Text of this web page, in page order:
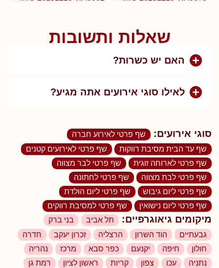
שאלות ותשובות
האם יש כשרות?
לאילו סוגי אירועים אתה מגיע?
סוגי אירועים:
שף פרטי לאירוע חברה
שף עד הבית מסיבת רווקות
שף פרטי לאירועים קטנים
שף פרטי לארוחה זוגית
שף פרטי לבר מצווה
שף פרטי לבת מצווה
שף פרטי לחתונה
שף פרטי ליום גיבוש
שף פרטי ליום הולדת
שף פרטי ליום נישואין
שף פרטי למסיבת רווקים
מיקומים גיאוגרפיים: תל אביב
בני ברק
גבעתיים
הוד השרון הרצליה זכרון יעקב
חדרה
חולון
חיפה יקנעם כפר סבא מרכז
נהריה
נתניה
עכו צפון קריות ראשון לציון רמת גן